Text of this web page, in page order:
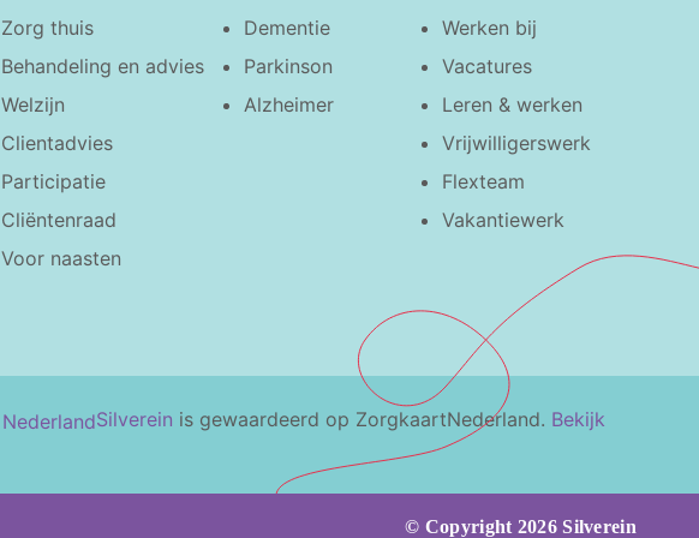
Zorg thuis
Behandeling en advies
Welzijn
Clientadvies
Participatie
Cliëntenraad
Voor naasten
Dementie
Parkinson
Alzheimer
Werken bij
Vacatures
Leren & werken
Vrijwilligerswerk
Flexteam
Vakantiewerk
Silverein is gewaardeerd op ZorgkaartNederland. Bekijk
© Copyright 2026 Silverein